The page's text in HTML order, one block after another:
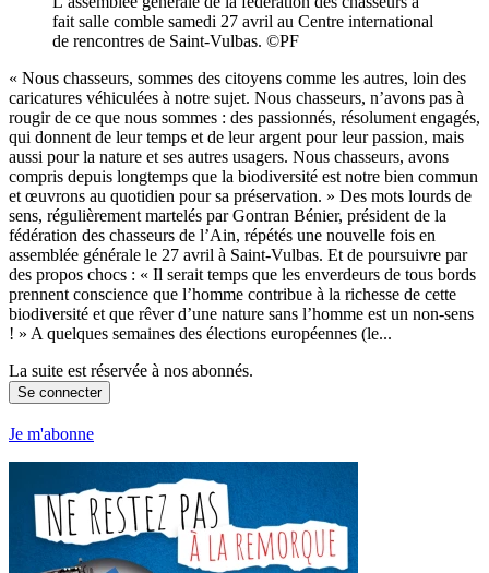
fait salle comble samedi 27 avril au Centre international
de rencontres de Saint-Vulbas. ©PF
« Nous chasseurs, sommes des citoyens comme les autres, loin des
caricatures véhiculées à notre sujet. Nous chasseurs, n’avons pas à
rougir de ce que nous sommes : des passionnés, résolument engagés,
qui donnent de leur temps et de leur argent pour leur passion, mais
aussi pour la nature et ses autres usagers. Nous chasseurs, avons
compris depuis longtemps que la biodiversité est notre bien commun
et œuvrons au quotidien pour sa préservation. » Des mots lourds de
sens, régulièrement martelés par Gontran Bénier, président de la
fédération des chasseurs de l’Ain, répétés une nouvelle fois en
assemblée générale le 27 avril à Saint-Vulbas. Et de poursuivre par
des propos chocs : « Il serait temps que les enverdeurs de tous bords
prennent conscience que l’homme contribue à la richesse de cette
biodiversité et que rêver d’une nature sans l’homme est un non-sens
! » A quelques semaines des élections européennes (le...
La suite est réservée à nos abonnés.
Se connecter
Je m'abonne